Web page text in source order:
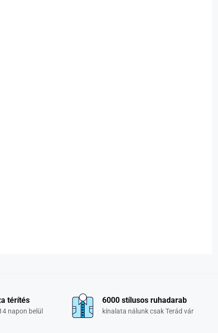
térítés
napon belül
6000 stílusos ruhadarab
kínalata nálunk csak Terád vár